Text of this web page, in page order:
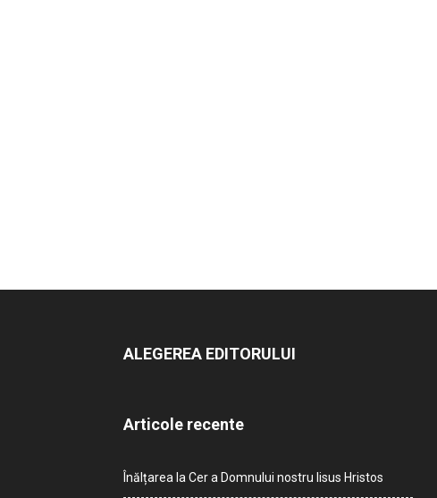
ALEGEREA EDITORULUI
Articole recente
Înălțarea la Cer a Domnului nostru Iisus Hristos